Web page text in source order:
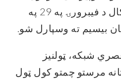
معتبره جایزه د 2024 کال د فیبرورۍ په 29 په
بیسیم ته وسپارل شو.
عصري شبکه، ټولنیز
مرستو چمتو کول ټول